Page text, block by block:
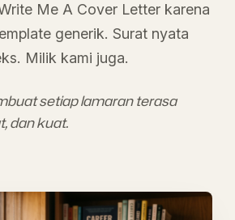
Me A Cover Letter karena
generik. Surat nyata
Milik kami juga.
setiap lamaran terasa
dan kuat.